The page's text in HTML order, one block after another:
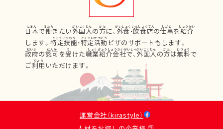
日本で働きたい外国人の方に、 外食 ・飲食店の仕事を紹介
します。特定技能・特定活動 ビザのサポートもします。
政府の認可を受けた職業紹介会社で、 外国人の方は無料で
ご利用 いただけます。
運営会社（kirastyle）